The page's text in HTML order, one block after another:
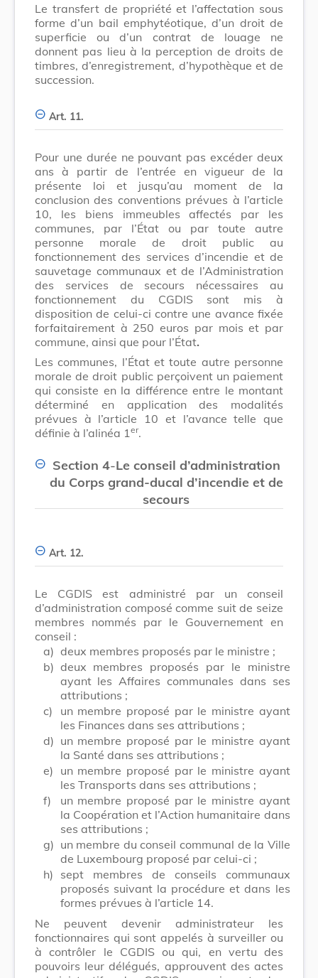
Le transfert de propriété et l’affectation sous
forme d’un bail emphytéotique, d’un droit de
superficie ou d’un contrat de louage ne
donnent pas lieu à la perception de droits de
timbres, d’enregistrement, d’hypothèque et de
succession.
Art. 11.
Pour une durée ne pouvant pas excéder deux
ans à partir de l’entrée en vigueur de la
présente loi et jusqu’au moment de la
conclusion des conventions prévues à l’article
10, les biens immeubles affectés par les
communes, par l’État ou par toute autre
personne morale de droit public au
fonctionnement des services d’incendie et de
sauvetage communaux et de l’Administration
des services de secours nécessaires au
fonctionnement du CGDIS sont mis à
disposition de celui-ci contre une avance fixée
forfaitairement à 250 euros par mois et par
commune, ainsi que pour l’État.
Les communes, l’État et toute autre personne
morale de droit public perçoivent un paiement
qui consiste en la différence entre le montant
déterminé en application des modalités
prévues à l’article 10 et l’avance telle que
définie à l’alinéa 1 er.
Section 4-Le conseil d’administration
du Corps grand-ducal d’incendie et de
secours
Art. 12.
Le CGDIS est administré par un conseil
d’administration composé comme suit de seize
membres nommés par le Gouvernement en
conseil :
a) deux membres proposés par le ministre ;
b) deux membres proposés par le ministre
ayant les Affaires communales dans ses
attributions ;
c)
un membre proposé par le ministre ayant
les Finances dans ses attributions ;
d) un membre proposé par le ministre ayant
la Santé dans ses attributions ;
e) un membre proposé par le ministre ayant
les Transports dans ses attributions ;
f)
un membre proposé par le ministre ayant
la Coopération et l’Action humanitaire dans
ses attributions ;
g) un membre du conseil communal de la Ville
de Luxembourg proposé par celui-ci ;
h) sept membres de conseils communaux
proposés suivant la procédure et dans les
formes prévues à l’article 14.
Ne peuvent devenir administrateur les
fonctionnaires qui sont appelés à surveiller ou
à contrôler le CGDIS ou qui, en vertu des
pouvoirs leur délégués, approuvent des actes